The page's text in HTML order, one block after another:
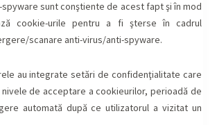
sunt conştiente de acest fapt şi în mod
cookie-urile pentru a fi şterse în cadrul
scanare anti-virus/anti-spyware.
au integrate setări de confidenţialitate care
de acceptare a cookieurilor, perioadă de
automată după ce utilizatorul a vizitat un